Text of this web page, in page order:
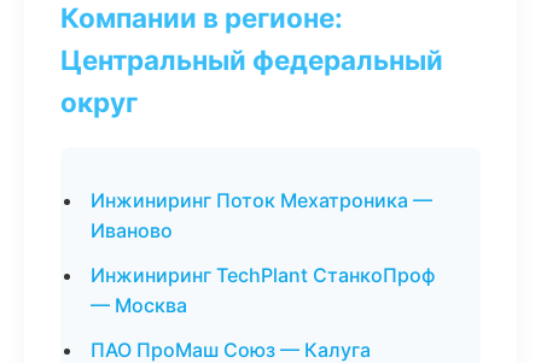
Компании в регионе:
Центральный федеральный
округ
Инжиниринг Поток Мехатроника —
Иваново
Инжиниринг TechPlant СтанкоПроф
— Москва
ПАО ПроМаш Союз — Калуга